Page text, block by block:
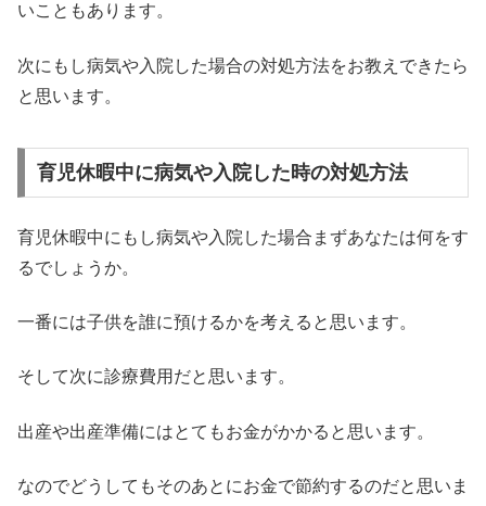
いこともあります。
次にもし病気や入院した場合の対処方法をお教えできたら
と思います。
育児休暇中に病気や入院した時の対処方法
育児休暇中にもし病気や入院した場合まずあなたは何をす
るでしょうか。
一番には子供を誰に預けるかを考えると思います。
そして次に診療費用だと思います。
出産や出産準備にはとてもお金がかかると思います。
なのでどうしてもそのあとにお金で節約するのだと思いま